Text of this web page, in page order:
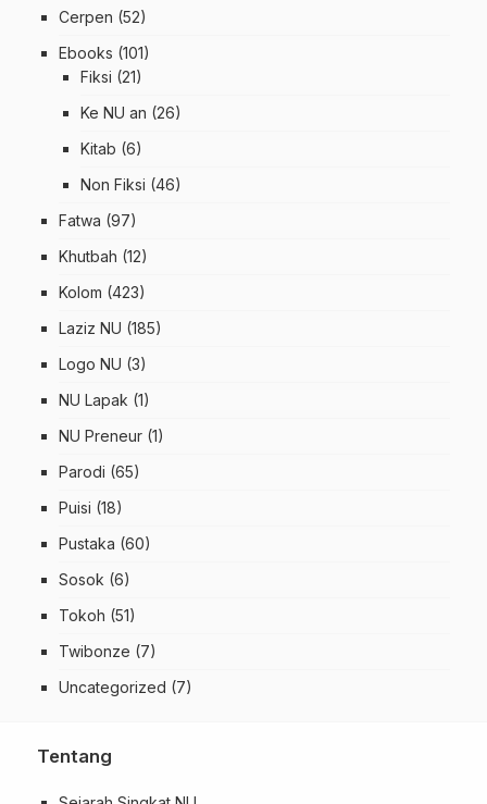
Cerpen (52)
Ebooks (101)
Fiksi (21)
Ke NU an (26)
Kitab (6)
Non Fiksi (46)
Fatwa (97)
Khutbah (12)
Kolom (423)
Laziz NU (185)
Logo NU (3)
NU Lapak (1)
NU Preneur (1)
Parodi (65)
Puisi (18)
Pustaka (60)
Sosok (6)
Tokoh (51)
Twibonze (7)
Uncategorized (7)
Tentang